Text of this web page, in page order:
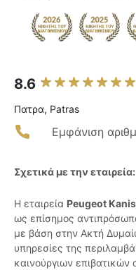
8.6
Πατρα, Patras
Εμφάνιση
Σχετικά με την εταιρεία:
Η εταιρεία Peugeot
ως επίσημος
με βάση στην Ακτή
υπηρεσίες της
καινούργιων